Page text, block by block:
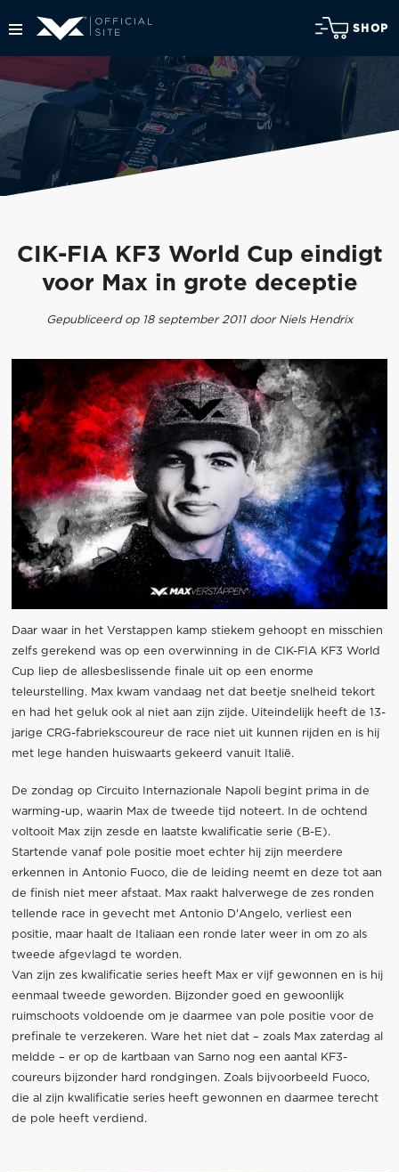
SHOP
CIK-FIA KF3 World Cup eindigt
voor Max in grote deceptie
Gepubliceerd op 18 september 2011 door Niels Hendrix
Daar waar in het Verstappen kamp stiekem gehoopt en misschien
zelfs gerekend was op een overwinning in de CIK-FIA KF3 World
Cup liep de allesbeslissende finale uit op een enorme
teleurstelling. Max kwam vandaag net dat beetje snelheid tekort
en had het geluk ook al niet aan zijn zijde. Uiteindelijk heeft de 13-
jarige CRG-fabriekscoureur de race niet uit kunnen rijden en is hij
met lege handen huiswaarts gekeerd vanuit Italië.
De zondag op Circuito Internazionale Napoli begint prima in de
warming-up, waarin Max de tweede tijd noteert. In de ochtend
voltooit Max zijn zesde en laatste kwalificatie serie (B-E).
Startende vanaf pole positie moet echter hij zijn meerdere
erkennen in Antonio Fuoco, die de leiding neemt en deze tot aan
de finish niet meer afstaat. Max raakt halverwege de zes ronden
tellende race in gevecht met Antonio D'Angelo, verliest een
positie, maar haalt de Italiaan een ronde later weer in om zo als
tweede afgevlagd te worden.
Van zijn zes kwalificatie series heeft Max er vijf gewonnen en is hij
eenmaal tweede geworden. Bijzonder goed en gewoonlijk
ruimschoots voldoende om je daarmee van pole positie voor de
prefinale te verzekeren. Ware het niet dat – zoals Max zaterdag al
meldde – er op de kartbaan van Sarno nog een aantal KF3-
coureurs bijzonder hard rondgingen. Zoals bijvoorbeeld Fuoco,
die al zijn kwalificatie series heeft gewonnen en daarmee terecht
de pole heeft verdiend.